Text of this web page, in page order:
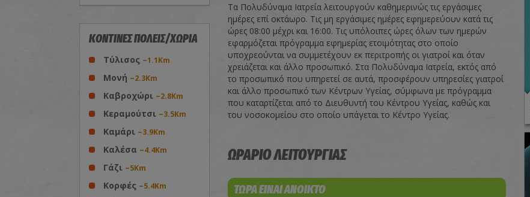
ΚΟΝΤΙΝΕΣ ΠΟΛΕΙΣ/ΧΩΡΙΑ
Τύλισος ~1.1Km
Μονή ~2.3Km
Καβροχώρι ~2.8Km
Κεραμούτσι ~3.5Km
Καμάρι ~3.9Km
Καλέσα ~4.4Km
Γάζι ~5Km
Κορφές ~5.4Km
Τα Πολυδύναμα Ιατρεία λειτουργούν καθημερινώς τις εργάσιμες
ημέρες επί οκτάωρο. Τις μη εργάσιμες ημέρες εφημερεύουν κατά τις
ώρες 08:00 μέχρι και 16:00. Τις υπόλοιπες ώρες όλων των ημερών
εφαρμόζεται πρόγραμμα εφημερίας ετοιμότητας στο οποίο
υποχρεούνται να συμμετέχουν εκ περιτροπής οι γιατροί και όταν
χρειάζεται και άλλο προσωπικό. Στα Πολυδύναμα Ιατρεία, εκτός από
το προσωπικό που υπηρετεί σε αυτά, προσφέρουν υπηρεσίες γιατροί
και άλλο προσωπικό των Κέντρων Υγείας, σύμφωνα με πρόγραμμα
που καταρτίζεται από το Διευθυντή του Κέντρου Υγείας, καθώς και
του νοσοκομείου στο οποίο υπάγεται το Κέντρο Υγείας.
ΩΡΑΡΙΟ ΛΕΙΤΟΥΡΓΙΑΣ
ΤΩΡΑ ΕΙΝΑΙ ΑΝΟΙΚΤΟ